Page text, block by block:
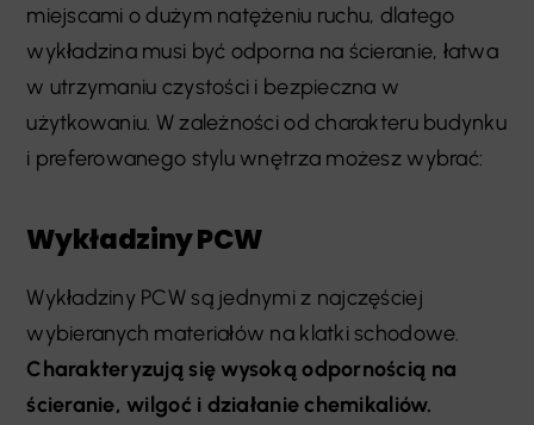
miejscami o dużym natężeniu ruchu, dlatego
wykładzina musi być odporna na ścieranie, łatwa
w utrzymaniu czystości i bezpieczna w
użytkowaniu. W zależności od charakteru budynku
i preferowanego stylu wnętrza możesz wybrać:
Wykładziny PCW
Wykładziny PCW są jednymi z najczęściej
wybieranych materiałów na klatki schodowe.
Charakteryzują się wysoką odpornością na
ścieranie, wilgoć i działanie chemikaliów.